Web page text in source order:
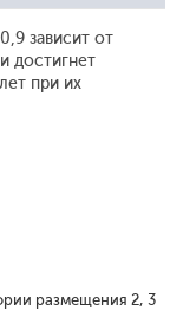
зависит от
достигнет
при их
размещения 2, 3